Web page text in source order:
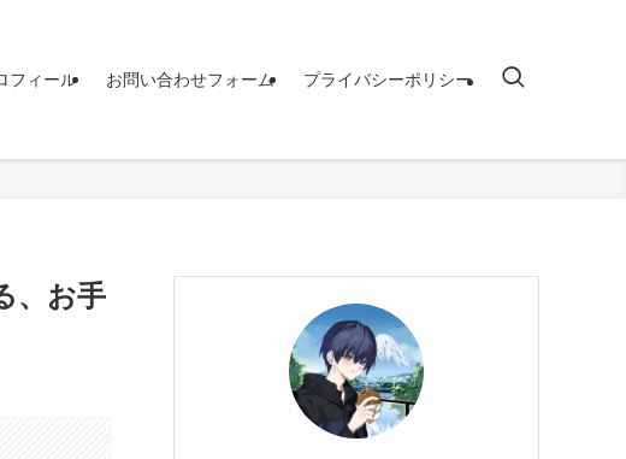
フィール お問い合わせフォーム プライバシーポリシー
、お手